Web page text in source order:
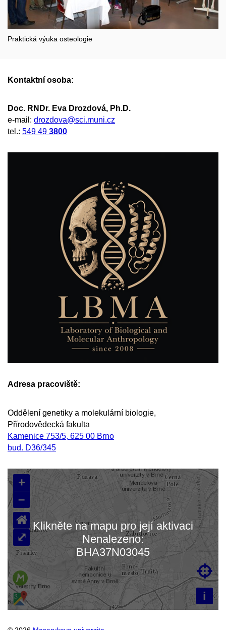
Praktická výuka osteologie
Kontaktní osoba:
Doc. RNDr. Eva Drozdová, Ph.D.
e-mail: drozdova@sci.muni.cz
tel.: 549 49 3800
Adresa pracoviště:
Oddělení genetiky a molekulární biologie,
Přírodovědecká fakulta
Kamenice 753/5, 625 00 Brno
bud. D36/345
Načítám mapu…
+
–
i

⌂
⤢
Klikněte na mapu pro její aktivaci
Nenalezeno:
BHA37N03045